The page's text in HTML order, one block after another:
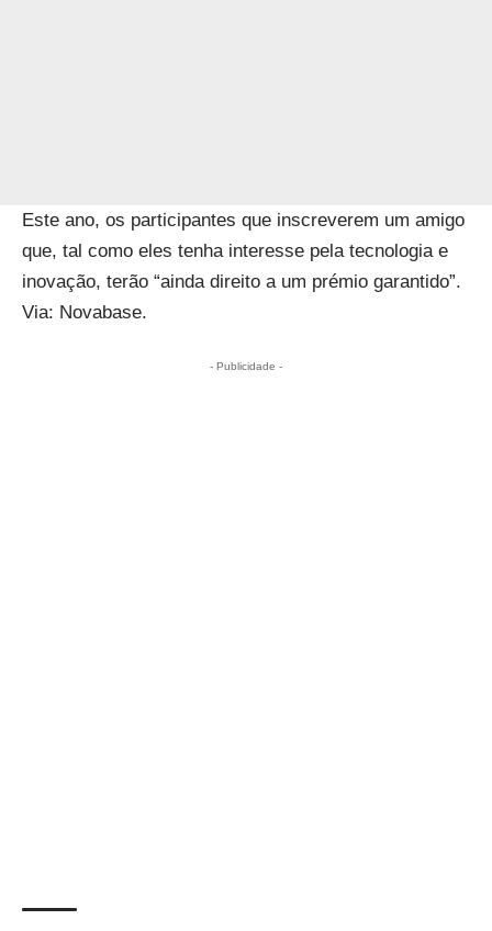
Este ano, os participantes que inscreverem um amigo
que, tal como eles tenha interesse pela tecnologia e
inovação, terão “ainda direito a um prémio garantido”.
Via: Novabase.
- Publicidade -